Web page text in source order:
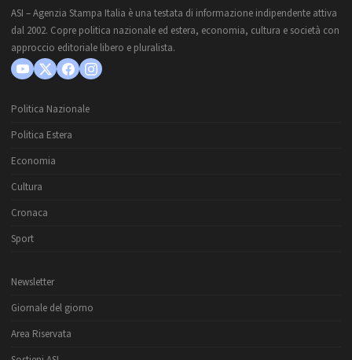
ASI – Agenzia Stampa Italia è una testata di informazione indipendente attiva
dal 2002. Copre politica nazionale ed estera, economia, cultura e società con
approccio editoriale libero e pluralista.
Politica Nazionale
Politica Estera
Economia
Cultura
Cronaca
Sport
Newsletter
Giornale del giorno
Area Riservata